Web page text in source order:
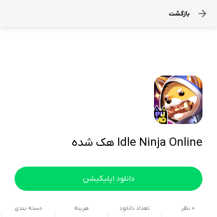
بازگشت
Idle Ninja Online هک شده
دانلود اپلیکیشن
0 نظر تعداد دانلود هزینه دسته بندی